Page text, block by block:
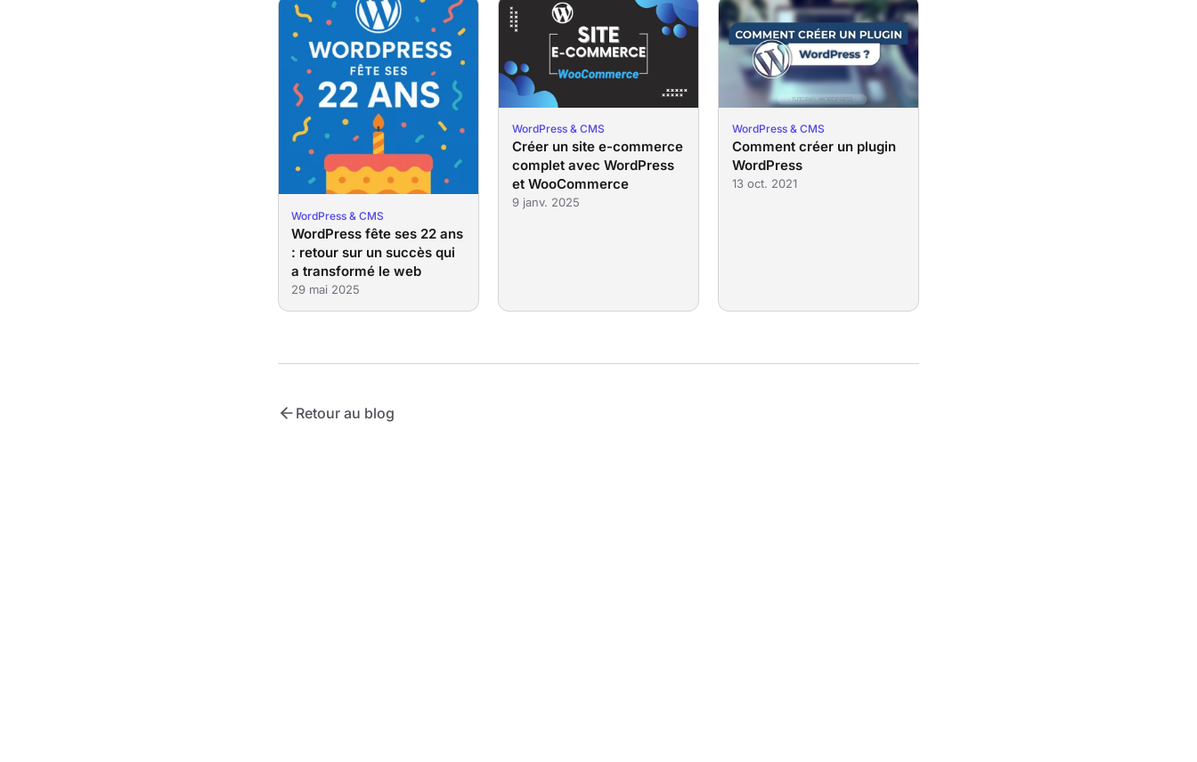
WordPress & CMS
WordPress fête ses 22 ans
: retour sur un succès qui
a transformé le web
29 mai 2025
WordPress & CMS
Créer un site e-commerce
complet avec WordPress
et WooCommerce
9 janv. 2025
WordPress & CMS
Comment créer un plugin
WordPress
13 oct. 2021
Retour au blog